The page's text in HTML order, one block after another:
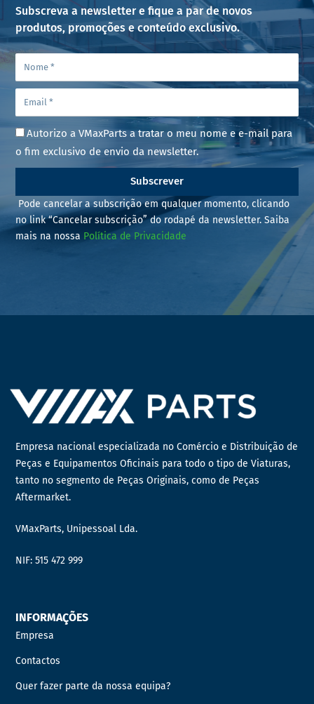
Subscreva a newsletter e fique a par de novos
produtos, promoções e conteúdo exclusivo.
Autorizo a VMaxParts a tratar o meu nome e e-mail para
o fim exclusivo de envio da newsletter.
Subscrever
Pode cancelar a subscrição em qualquer momento, clicando
no link “Cancelar subscrição” do rodapé da newsletter. Saiba
mais na nossa Política de Privacidade
Empresa nacional especializada no Comércio e Distribuição de
Peças e Equipamentos Oficinais para todo o tipo de Viaturas,
tanto no segmento de Peças Originais, como de Peças
Aftermarket.
VMaxParts, Unipessoal Lda.
NIF: 515 472 999
INFORMAÇÕES
Empresa
Contactos
Quer fazer parte da nossa equipa?